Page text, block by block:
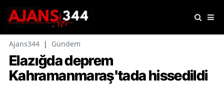
Ajans344 | Gündem
Elazığda deprem
Kahramanmaraş'tada hissedildi